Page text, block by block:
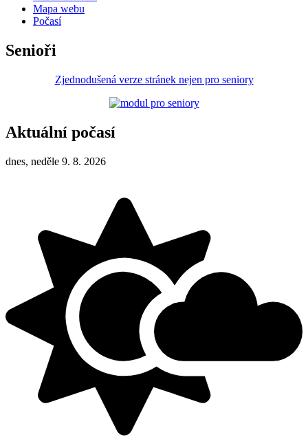
Mapa webu
Počasí
Senioři
Zjednodušená verze stránek nejen pro seniory
Aktuální počasí
dnes, neděle 9. 8. 2026